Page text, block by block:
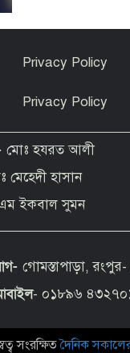
রাঙালেন গোলাপি রঙে
কেন ইসলাম ধর্ম গ্রহণ
অভিনেত্রী?
পীরগাছায় বাংলাদেশ
উদযাপন
ফুলছড়িতে গাঁজাসহ ৩
Privacy Policy
Privacy Policy
মোঃ হযরত আলী
মেহেদী হাসান
ইকবাল সুমন
গোমস্তাপাড়া,
- ০১৮৯৬
সংরক্ষিতদৈনিক